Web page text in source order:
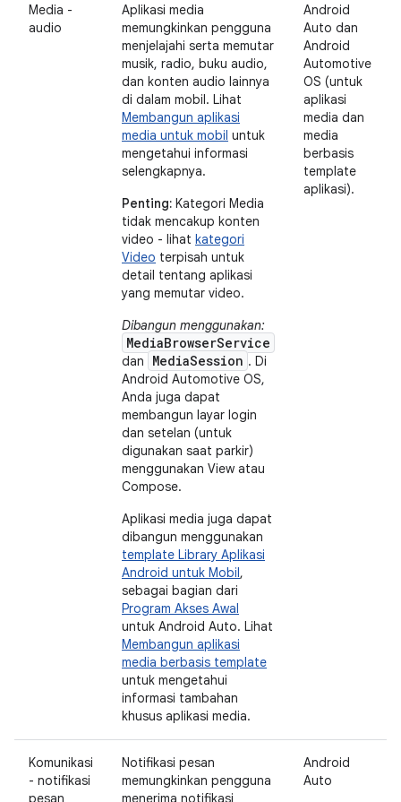
Media -
audio
Aplikasi media
memungkinkan pengguna
menjelajahi serta memutar
musik, radio, buku audio,
dan konten audio lainnya
di dalam mobil. Lihat
Membangun aplikasi
media untuk mobil untuk
mengetahui informasi
selengkapnya.
Penting: Kategori Media
tidak mencakup konten
video - lihat kategori
Video terpisah untuk
detail tentang aplikasi
yang memutar video.
Dibangun menggunakan:
MediaBrowserService
dan MediaSession . Di
Android Automotive OS,
Anda juga dapat
membangun layar login
dan setelan (untuk
digunakan saat parkir)
menggunakan View atau
Compose.
Aplikasi media juga dapat
dibangun menggunakan
template Library Aplikasi
Android untuk Mobil,
sebagai bagian dari
Program Akses Awal
untuk Android Auto. Lihat
Membangun aplikasi
media berbasis template
untuk mengetahui
informasi tambahan
khusus aplikasi media.
Android
Auto dan
Android
Automotive
OS (untuk
aplikasi
media dan
media
berbasis
template
aplikasi).
Komunikasi
- notifikasi
pesan
Notifikasi pesan
memungkinkan pengguna
menerima notifikasi
Android
Auto